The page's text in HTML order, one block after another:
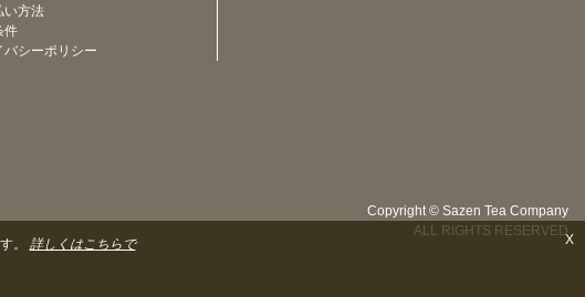
い方法
件
バシーポリシー
Copyright © Sazen Tea Company
ALL RIGHTS RESERVED
X
。 詳しくはこちらで